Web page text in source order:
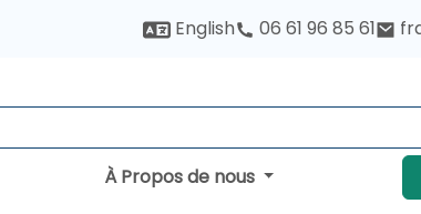
English 06 61 96 85 61
À Propos de nous